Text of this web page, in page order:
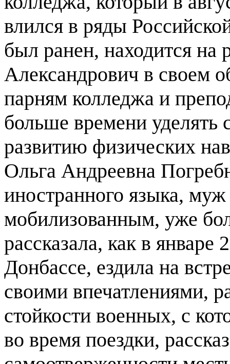
влился в ряды
был ранен, находится на
Александрович в своем
парням колледжа и
больше времени уделять
развитию физических
Ольга Андреевна
иностранного языка, муж
мобилизованным, уже
рассказала, как в январе
Донбассе, ездила на
своими впечатлениями,
стойкости военных, с
во время поездки,